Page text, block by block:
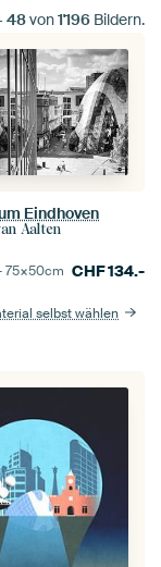
48von1'196 Bildern.
Eindhoven
Aalten
75×50cm CHF134.-
selbst wählen